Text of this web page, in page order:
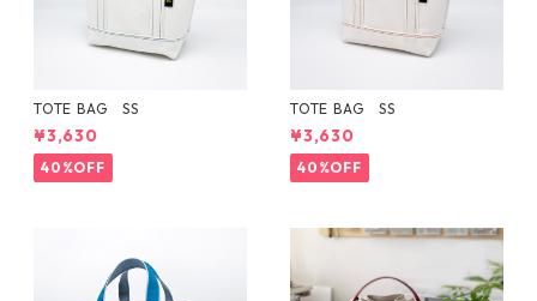
TOTE BAG SS
¥3,630
40%OFF
TOTE BAG SS
¥3,630
40%OFF